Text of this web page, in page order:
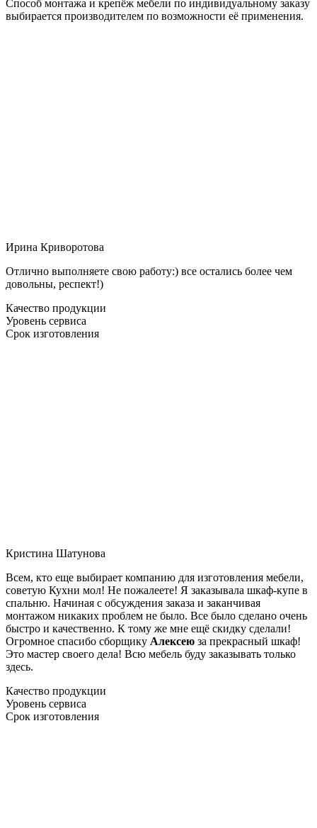
Способ монтажа и крепёж мебели по индивидуальному заказу
выбирается производителем по возможности её применения.
Ирина Криворотова
Отлично выполняете свою работу:) все остались более чем
довольны, респект!)
Качество продукции
Уровень сервиса
Срок изготовления
Кристина Шатунова
Всем, кто еще выбирает компанию для изготовления мебели,
советую Кухни мол! Не пожалеете! Я заказывала шкаф-купе в
спальню. Начиная с обсуждения заказа и заканчивая
монтажом никаких проблем не было. Все было сделано очень
быстро и качественно. К тому же мне ещё скидку сделали!
Огромное спасибо сборщику Алексею за прекрасный шкаф!
Это мастер своего дела! Всю мебель буду заказывать только
здесь.
Качество продукции
Уровень сервиса
Срок изготовления